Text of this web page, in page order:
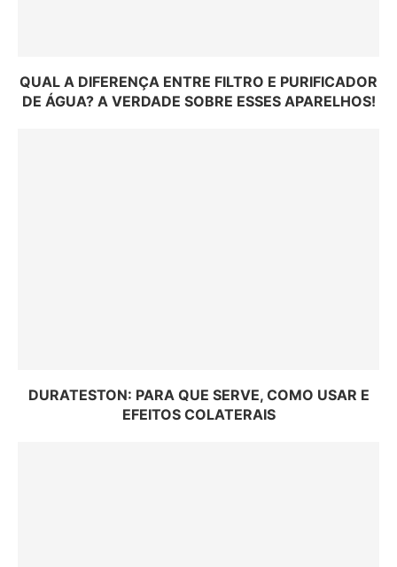
QUAL A DIFERENÇA ENTRE FILTRO E PURIFICADOR
DE ÁGUA? A VERDADE SOBRE ESSES APARELHOS!
DURATESTON: PARA QUE SERVE, COMO USAR E
EFEITOS COLATERAIS